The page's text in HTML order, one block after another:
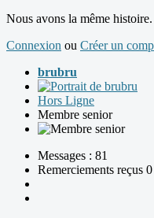
Nous avons la même
Connexion ou Créer un
brubru
Hors Ligne
Membre senior
Messages : 81
Remerciements reçus 0